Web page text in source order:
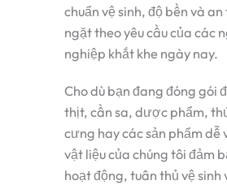
chuẩn vệ sinh, độ bền và
ngặt theo yêu cầu của các
nghiệp khắt khe ngày nay.
Cho dù bạn đang đóng gói
thịt, cần sa, dược phẩm,
cưng hay các sản phẩm dễ
vật liệu của chúng tôi đảm
hoạt động, tuân thủ vệ sinh